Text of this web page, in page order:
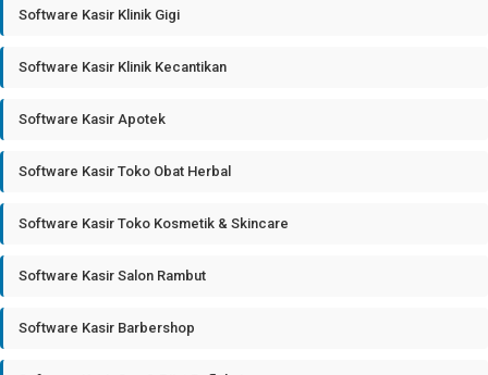
Software Kasir Klinik Gigi
Software Kasir Klinik Kecantikan
Software Kasir Apotek
Software Kasir Toko Obat Herbal
Software Kasir Toko Kosmetik & Skincare
Software Kasir Salon Rambut
Software Kasir Barbershop